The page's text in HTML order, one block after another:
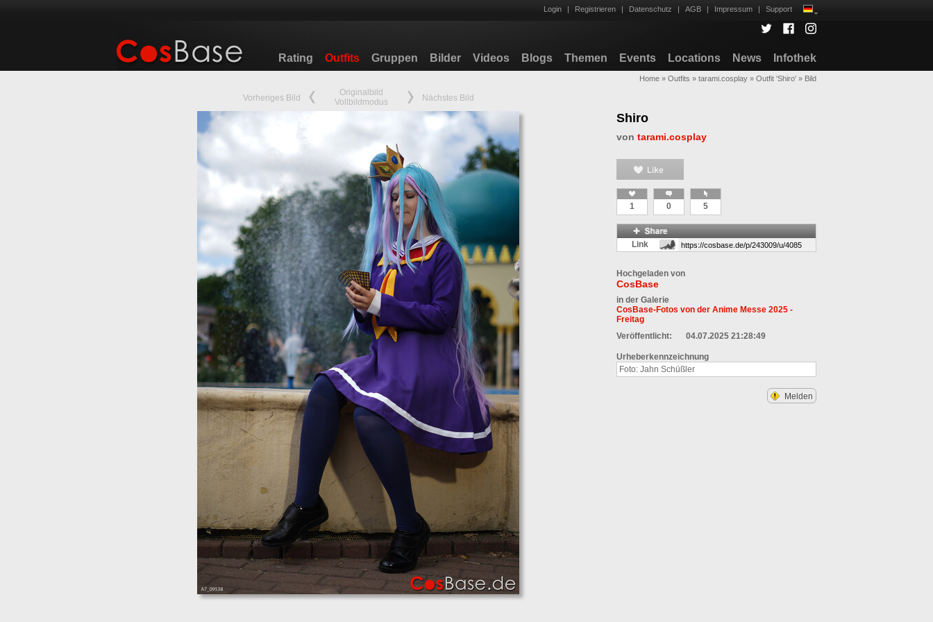
Login | Registrieren | Datenschutz | AGB | Impressum | Support
Rating Outfits Gruppen Bilder Videos Blogs Themen Events Locations News Infothek
Home » Outfits » tarami.cosplay » Outfit 'Shiro' » Bild
Shiro
von tarami.cosplay
1 0 5
Link
Hochgeladen von
CosBase
in der Galerie
CosBase-Fotos von der Anime Messe 2025 -
Freitag
Veröffentlicht:
04.07.2025 21:28:49
Urheberkennzeichnung
Foto: Jahn Schüßler
Melden
Vorheriges Bild
Originalbild
Vollbildmodus
Nächstes Bild